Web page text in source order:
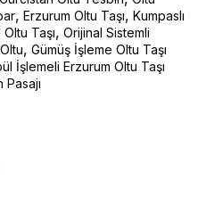
, Erzurum Oltu Taşı, Kumpaslı
Taşı, Orijinal Sistemli
, Gümüş İşleme Oltu Taşı
İşlemeli Erzurum Oltu Taşı
Pasajı